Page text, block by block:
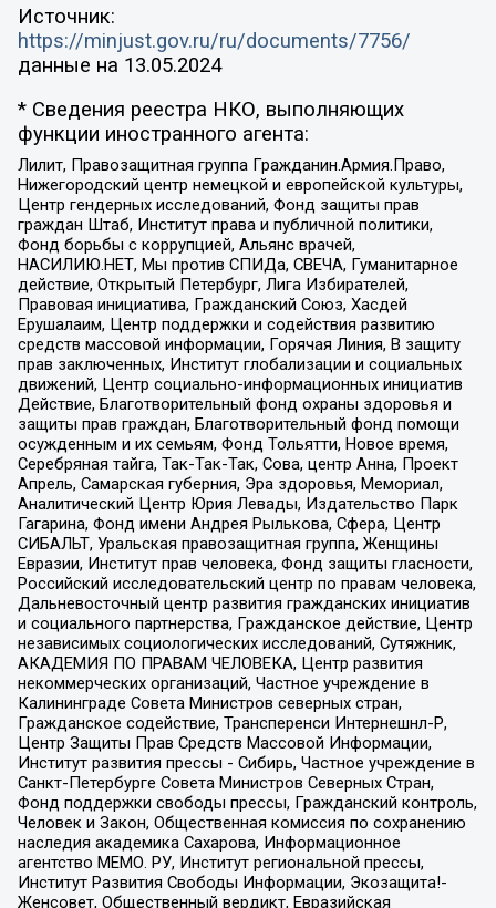
Источник:
https://minjust.gov.ru/ru/documents/7756/
данные на 13.05.2024
* Сведения реестра НКО, выполняющих
функции иностранного агента:
Лилит, Правозащитная группа Гражданин.Армия.Право,
Нижегородский центр немецкой и европейской культуры,
Центр гендерных исследований, Фонд защиты прав
граждан Штаб, Институт права и публичной политики,
Фонд борьбы с коррупцией, Альянс врачей,
НАСИЛИЮ.НЕТ, Мы против СПИДа, СВЕЧА, Гуманитарное
действие, Открытый Петербург, Лига Избирателей,
Правовая инициатива, Гражданский Союз, Хасдей
Ерушалаим, Центр поддержки и содействия развитию
средств массовой информации, Горячая Линия, В защиту
прав заключенных, Институт глобализации и социальных
движений, Центр социально-информационных инициатив
Действие, Благотворительный фонд охраны здоровья и
защиты прав граждан, Благотворительный фонд помощи
осужденным и их семьям, Фонд Тольятти, Новое время,
Серебряная тайга, Так-Так-Так, Сова, центр Анна, Проект
Апрель, Самарская губерния, Эра здоровья, Мемориал,
Аналитический Центр Юрия Левады, Издательство Парк
Гагарина, Фонд имени Андрея Рылькова, Сфера, Центр
СИБАЛЬТ, Уральская правозащитная группа, Женщины
Евразии, Институт прав человека, Фонд защиты гласности,
Российский исследовательский центр по правам человека,
Дальневосточный центр развития гражданских инициатив
и социального партнерства, Гражданское действие, Центр
независимых социологических исследований, Сутяжник,
АКАДЕМИЯ ПО ПРАВАМ ЧЕЛОВЕКА, Центр развития
некоммерческих организаций, Частное учреждение в
Калининграде Совета Министров северных стран,
Гражданское содействие, Трансперенси Интернешнл-Р,
Центр Защиты Прав Средств Массовой Информации,
Институт развития прессы - Сибирь, Частное учреждение в
Санкт-Петербурге Совета Министров Северных Стран,
Фонд поддержки свободы прессы, Гражданский контроль,
Человек и Закон, Общественная комиссия по сохранению
наследия академика Сахарова, Информационное
агентство МЕМО. РУ, Институт региональной прессы,
Институт Развития Свободы Информации, Экозащита!-
Женсовет, Общественный вердикт, Евразийская